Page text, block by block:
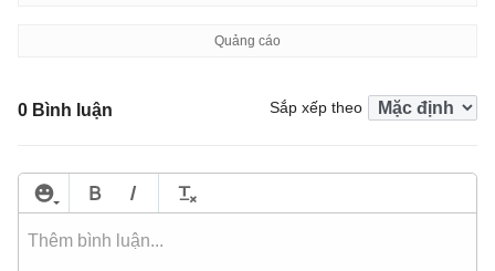
0 Bình luận Sắp xếp theo